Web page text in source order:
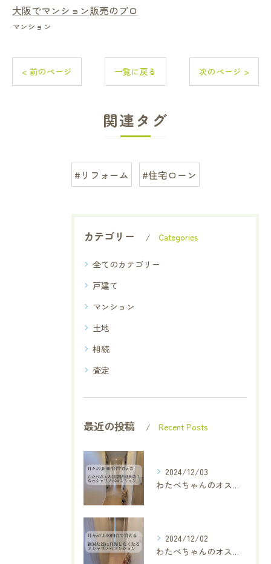
大阪でマンション販売のプロ
マンション
< 前のページ 一覧に戻る 次のページ >
関連タグ
#リフォーム #住宅ローン
カテゴリー Categories
全てのカテゴリー
戸建て
マンション
土地
相続
査定
最近の投稿 Recent Posts
2024/12/03
わたべちゃんのオススメ厳選物件✨
2024/12/02
わたべちゃんのオススメ厳選物件✨